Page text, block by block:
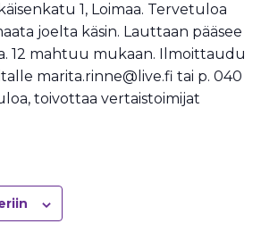
1, Loimaa. Tervetuloa
joelta käsin. Lauttaan pääsee
12 mahtuu mukaan. Ilmoittaudu
marita.rinne@live.fi tai p. 040
toivottaa vertaistoimijat